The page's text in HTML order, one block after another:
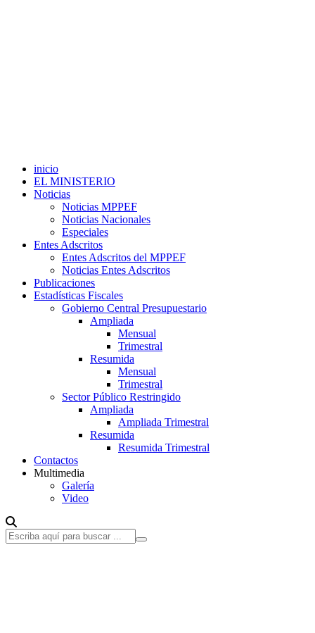
inicio
EL MINISTERIO
Noticias
Noticias MPPEF
Noticias Nacionales
Especiales
Entes Adscritos
Entes Adscritos del MPPEF
Noticias Entes Adscritos
Publicaciones
Estadísticas Fiscales
Gobierno Central Presupuestario
Ampliada
Mensual
Trimestral
Resumida
Mensual
Trimestral
Sector Público Restringido
Ampliada
Ampliada Trimestral
Resumida
Resumida Trimestral
Contactos
Multimedia
Galería
Video